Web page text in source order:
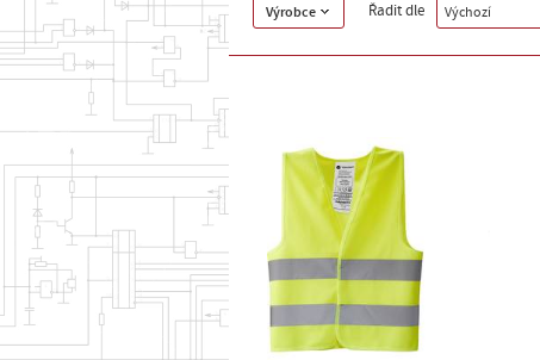
Výrobce Řadit dle Výchozí